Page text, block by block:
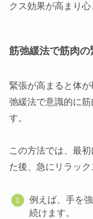
クス効果が高まり心
筋弛緩法で筋肉の
緊張が高まると体
弛緩法で意識的に
す。
この方法では、最
た後、急にリラック
例えば、手を
続けます。